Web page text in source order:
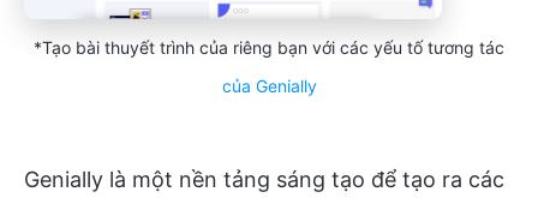
*Tạo bài thuyết trình của riêng bạn với các yếu tố tương tác
của Genially
Genially là một nền tảng sáng tạo để tạo ra các